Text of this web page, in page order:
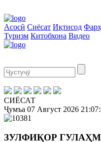
Асосӣ Сиёсат Иқтисод
Туризм Китобхона Видео
СИЁСАТ
Ҷумъа 07 Август 2026
ЗУЛФИҚОР